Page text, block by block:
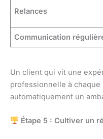
Relances
Communication
Un client qui vit une
professionnelle à
automatiquement un
Étape 5 : Cultiver un